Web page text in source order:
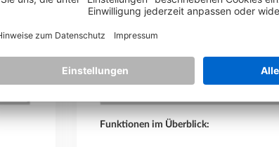
Funktionen im Überblick: